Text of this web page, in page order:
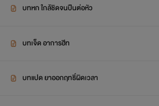
บทหก ใกล้ชิดจนปืนต่อหัว
บทเจ็ด อาการฮีท
บทแปด ยาออกฤทธิ์ผิดเวลา